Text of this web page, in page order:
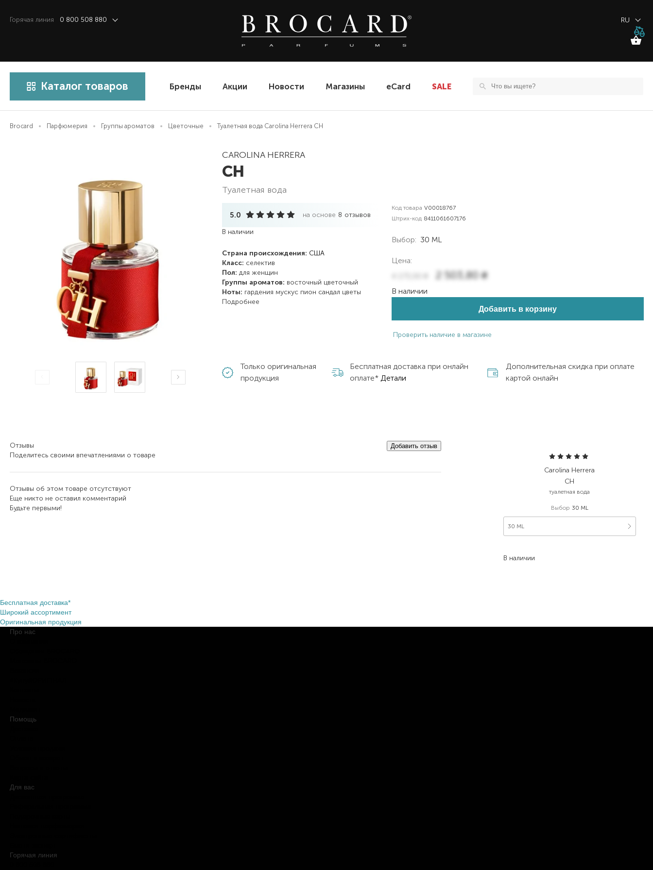
Горячая линия 0 800 508 880 RU
Каталог товаров Бренды Акции Новости Магазины eCard SALE
Brocard Парфюмерия Группы ароматов Цветочные Туалетная вода Carolina Herrera CH
CAROLINA HERRERA
CH
туалетная вода
5.0 на основе 8 отзывов
В наличии
Страна происхождения: США
Класс: селектив
Пол: для женщин
Группы ароматов: восточный цветочный
Ноты: гардения мускус пион сандал цветы
Подробнее
Код товара V00018767
Штрих-код 8411061607176
Выбор: 30 ML
Цена:
2 503,80₴
В наличии
Добавить в корзину
Проверить наличие в магазине
Только оригинальная
продукция
Бесплатная доставка при онлайн
оплате* Детали
Дополнительная скидка при оплате
картой онлайн
Отзывы
Поделитесь своими впечатлениями о товаре
Добавить отзыв
Отзывы об этом товаре отсутствуют
Еще никто не оставил комментарий
Будьте первыми!
Carolina Herrera
CH
туалетная вода
Выбор 30 ML
30 ML
В наличии
Бесплатная доставка*
Широкий ассортимент
Оригинальная продукция
Про нас
Помощь
Для вас
Горячая линия